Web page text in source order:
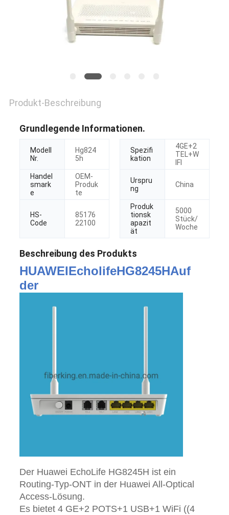
Produkt-Beschreibung
Grundlegende Informationen.
Modell
Nr.
Hg824
5h
Spezifi
kation
4GE+2
TEL+W
IFI
Handel
smark
e
OEM-
Produk
te
Urspru
ng
China
HS-
Code
85176
22100
Produk
tionsk
apazit
ät
5000
Stück/
Woche
Beschreibung des Produkts
HUAWEIEcholifeHG8245HAuf
der
Der Huawei EchoLife HG8245H ist ein
Routing-Typ-ONT in der Huawei All-Optical
Access-Lösung.
Es bietet 4 GE+2 POTS+1 USB+1 WiFi ((4